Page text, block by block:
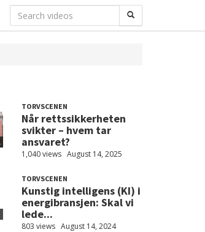
TORVSCENEN
Når rettssikkerheten
svikter – hvem tar
ansvaret?
1,040 views August 14, 2025
TORVSCENEN
Kunstig intelligens (KI) i
energibransjen: Skal vi
lede...
803 views August 14, 2024